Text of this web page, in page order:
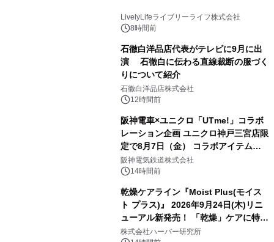
LivelyLifeライブリーライフ株式会社
8時間前
石徹白洋品店代表がテレビに9月に出
演 石徹白に伝わる直線裁断の服づく
りについて紹介
石徹白洋品店株式会社
12時間前
阪神電車×ユニクロ「UTme!」コラボ
レーション企画 ユニクロ神戸三宮店限
定で8月7日（金） コラボアイテムが
発売決定！
阪神電気鉄道株式会社
14時間前
乾燥ケアライン『Moist Plus(モイス
ト プラス)』 2026年9月24日(木)リニ
ューアル新発売！ 「乾燥」ケアに特化
し、ライン使いで潤いに満ちた肌へ
株式会社ハーバー研究所